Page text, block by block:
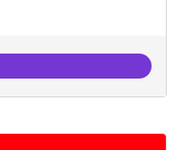
+ residències